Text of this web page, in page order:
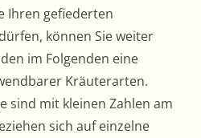
Ihren gefiederten
können Sie weiter
im Folgenden eine
Kräuterarten.
sind mit kleinen Zahlen am
sich auf einzelne